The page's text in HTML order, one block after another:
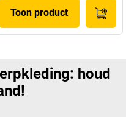
Toon product
houd